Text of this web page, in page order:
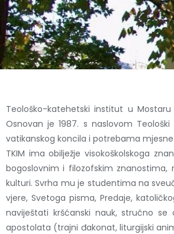
Teološko-katehetski institut u
Osnovan je 1987. s naslovom
vatikanskog koncila i potrebama
TKIM ima obilježje visokoškolskoga
bogoslovnim i filozofskim
kulturi. Svrha mu je studentima na
vjere, Svetoga pisma, Predaje,
naviještati kršćanski nauk, stručno
apostolata (trajni đakonat, liturgijski